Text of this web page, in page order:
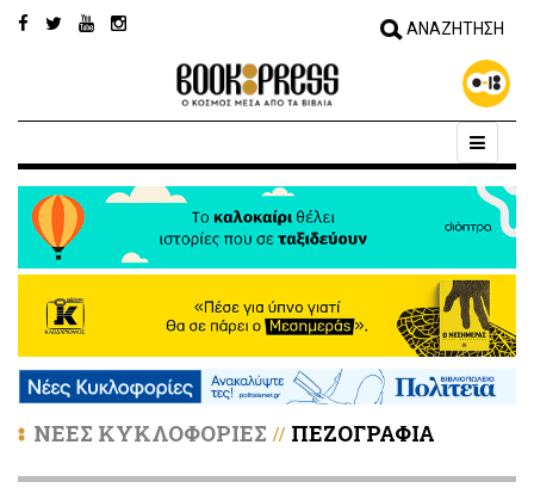
ΝΕΕΣ ΚΥΚΛΟΦΟΡΙΕΣ // ΠΕΖΟΓΡΑΦΙΑ